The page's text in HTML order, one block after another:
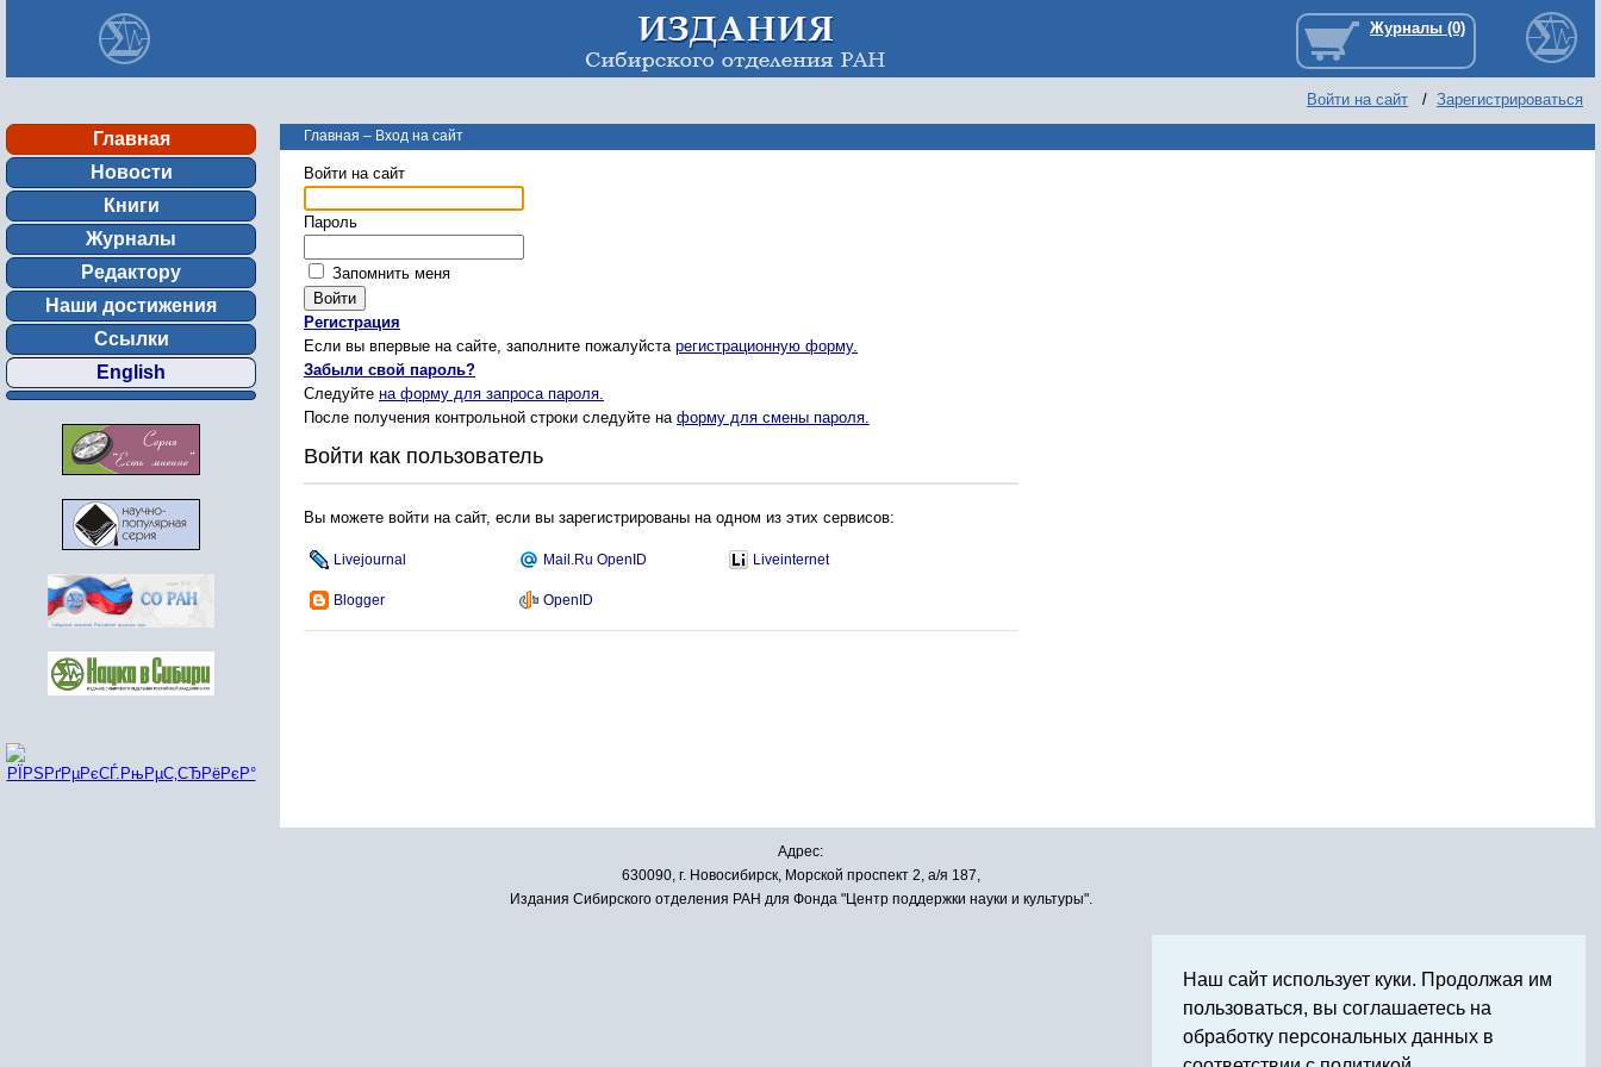
Войти на сайт / Зарегистрироваться
Главная
Новости
Книги
Журналы
Редактору
Наши достижения
Ссылки
English
Главная – Вход на сайт
Войти на сайт
Пароль
Запомнить меня
Регистрация
Если вы впервые на сайте, заполните пожалуйста регистрационную форму.
Забыли свой пароль?
Следуйте на форму для запроса пароля.
После получения контрольной строки следуйте на форму для смены пароля.
Войти как пользователь
Вы можете войти на сайт, если вы зарегистрированы на одном из этих сервисов:
Livejournal Mail.Ru OpenID Liveinternet
Blogger OpenID
Адрес:
630090, г. Новосибирск, Морской проспект 2, а/я 187,
Издания Сибирского отделения РАН для Фонда "Центр поддержки науки и культуры".
Наш сайт использует куки. Продолжая им
пользоваться, вы соглашаетесь на
обработку персональных данных в